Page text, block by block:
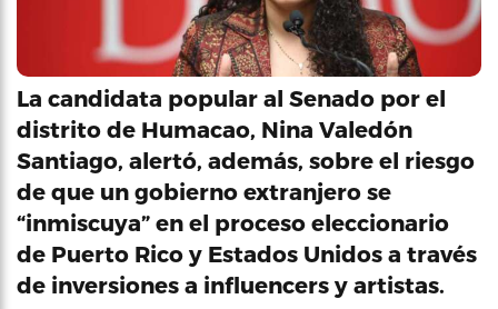
La candidata popular al Senado por el
distrito de Humacao, Nina Valedón
Santiago, alertó, además, sobre el riesgo
de que un gobierno extranjero se
“inmiscuya” en el proceso eleccionario
de Puerto Rico y Estados Unidos a través
de inversiones a influencers y artistas.